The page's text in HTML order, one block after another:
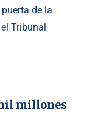
de la
Tribunal
millones